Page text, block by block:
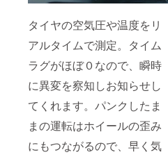
タイヤの空気圧や温度をリ
アルタイムで測定。タイム
ラグがほぼ０なので、瞬時
に異変を察知しお知らせし
てくれます。パンクしたま
まの運転はホイールの歪み
にもつながるので、早く気